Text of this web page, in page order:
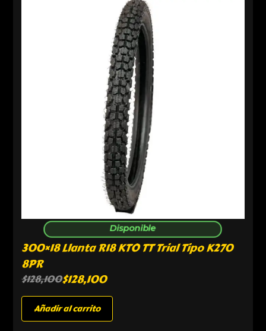
Disponible
300×18 Llanta R18 KTO TT Trial Tipo K270
8PR
$128,100$128,100
Añadir al carrito